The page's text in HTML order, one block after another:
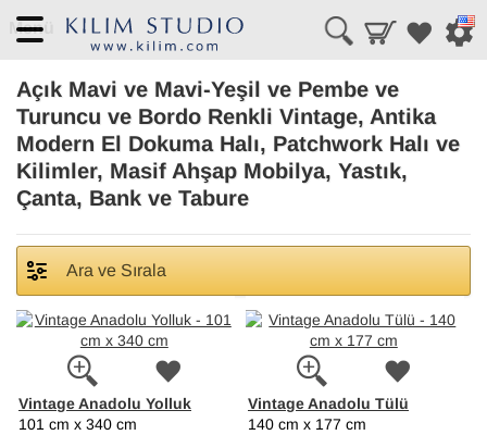
Menü
Açık Mavi ve Mavi-Yeşil ve Pembe ve
Turuncu ve Bordo Renkli Vintage, Antika
Modern El Dokuma Halı, Patchwork Halı ve
Kilimler, Masif Ahşap Mobilya, Yastık,
Çanta, Bank ve Tabure
Ara ve Sırala
Vintage Anadolu Yolluk
101 cm x 340 cm
Vintage Anadolu Tülü
140 cm x 177 cm